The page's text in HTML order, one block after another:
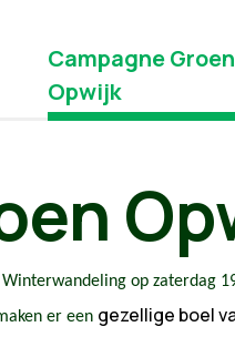
Campagne Groen
Opwijk
op zaterdag
er een gezellige boel